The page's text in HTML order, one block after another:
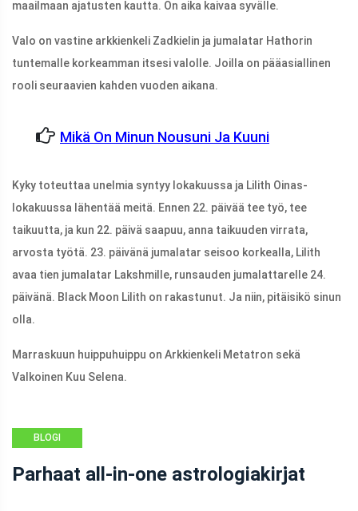
maailmaan ajatusten kautta. On aika kaivaa syvälle.
Valo on vastine arkkienkeli Zadkielin ja jumalatar Hathorin
tuntemalle korkeamman itsesi valolle. Joilla on pääasiallinen
rooli seuraavien kahden vuoden aikana.
Mikä On Minun Nousuni Ja Kuuni
Kyky toteuttaa unelmia syntyy lokakuussa ja Lilith Oinas-
lokakuussa lähentää meitä. Ennen 22. päivää tee työ, tee
taikuutta, ja kun 22. päivä saapuu, anna taikuuden virrata,
arvosta työtä. 23. päivänä jumalatar seisoo korkealla, Lilith
avaa tien jumalatar Lakshmille, runsauden jumalattarelle 24.
päivänä. Black Moon Lilith on rakastunut. Ja niin, pitäisikö sinun
olla.
Marraskuun huippuhuippu on Arkkienkeli Metatron sekä
Valkoinen Kuu Selena.
BLOGI
Parhaat all-in-one astrologiakirjat